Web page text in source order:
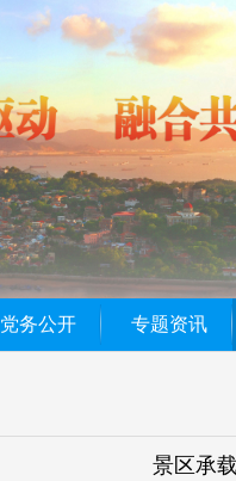
党务公开 专题资讯
景区承